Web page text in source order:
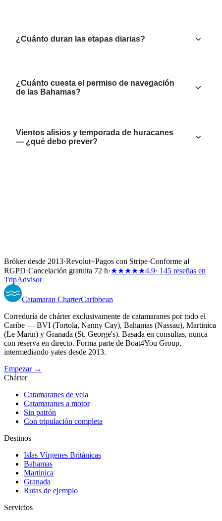
¿Cuánto duran las etapas diarias?
¿Cuánto cuesta el permiso de navegación
de las Bahamas?
Vientos alisios y temporada de huracanes
— ¿qué debo prever?
Bróker desde 2013·Revolut+Pagos con Stripe·Conforme al
RGPD·Cancelación gratuita 72 h·★★★★★4.9· 145 reseñas en
TripAdvisor
Catamaran CharterCaribbean
Correduría de chárter exclusivamente de catamaranes por todo el
Caribe — BVI (Tortola, Nanny Cay), Bahamas (Nassau), Martinica
(Le Marin) y Granada (St. George's). Basada en consultas, nunca
con reserva en directo. Forma parte de Boat4You Group,
intermediando yates desde 2013.
Empezar →
Chárter
Catamaranes de vela
Catamaranes a motor
Sin patrón
Con tripulación completa
Destinos
Islas Vírgenes Británicas
Bahamas
Martinica
Granada
Rutas de ejemplo
Servicios